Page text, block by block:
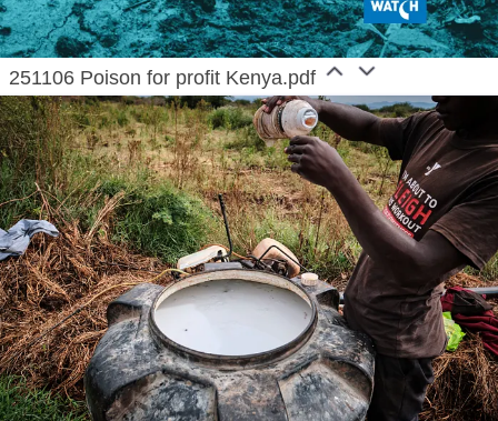
251106 Poison for profit Kenya.pdf